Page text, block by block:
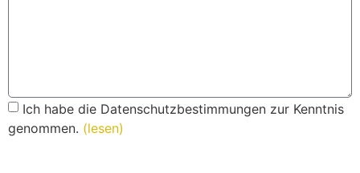
Ich habe die Datenschutzbestimmungen zur Kenntnis
genommen. (lesen)